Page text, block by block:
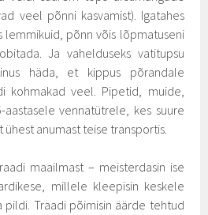
veel põnni kasvamist). Igatahes
lemmikuid, põnn võis lõpmatuseni
Ja vahelduseks vatitupsu
häda, et kippus põrandale
kohmakad veel. Pipetid, muide,
aastasele vennatütrele, kes suure
anumast teise transportis.
maailmast – meisterdasin ise
millele kleepisin keskele
pildi. Traadi põimisin äärde tehtud